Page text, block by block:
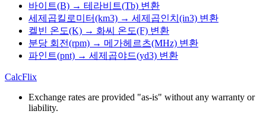
바이트(B) → 테라비트(Tb) 변환
세제곱킬로미터(km3) → 세제곱인치(in3) 변환
켈빈 온도(K) → 화씨 온도(F) 변환
분당 회전(rpm) → 메가헤르츠(MHz) 변환
파인트(pnt) → 세제곱야드(yd3) 변환
CalcFlix
Exchange rates are provided "as-is" without any warranty or
liability.